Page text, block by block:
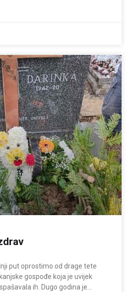
put oprostimo od drage tete
gospođe koja je uvijek
ih. Dugo godina je